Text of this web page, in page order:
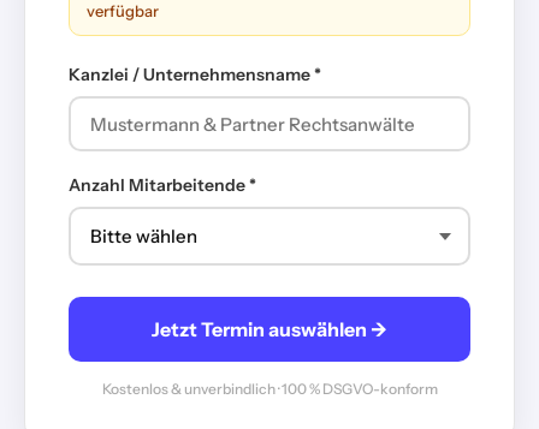
verfügbar
Kanzlei / Unternehmensname *
Anzahl Mitarbeitende *
Jetzt Termin auswählen →
Kostenlos & unverbindlich · 100 % DSGVO-konform